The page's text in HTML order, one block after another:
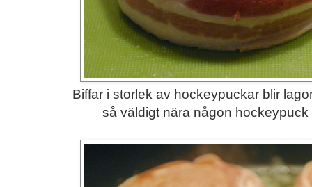
Biffar i storlek av hockeypuckar blir
så väldigt nära någon hockeypuck